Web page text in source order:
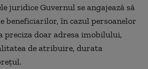
juridice Guvernul se angajează să
beneficiarilor, în cazul persoanelor
preciza doar adresa imobilului,
de atribuire, durata